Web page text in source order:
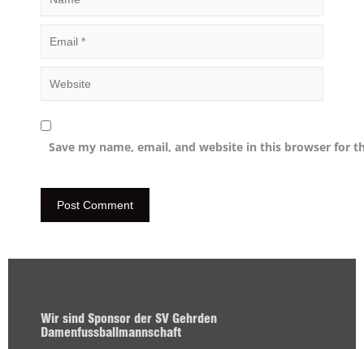
Save my name, email, and website in this browser for
Wir sind Sponsor der SV Gehrden
Damenfussballmannschaft